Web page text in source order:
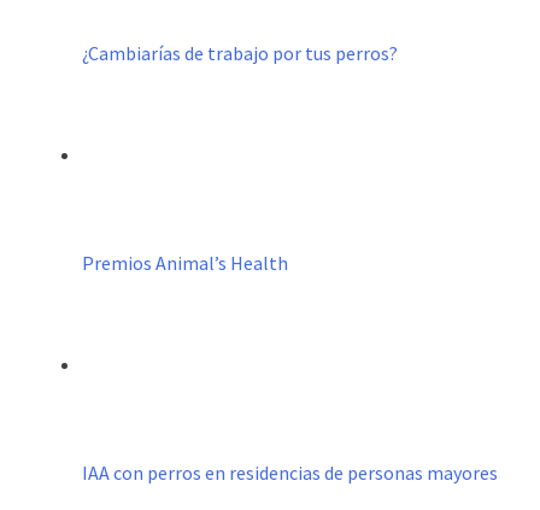
¿Cambiarías de trabajo por tus perros?
Premios Animal’s Health
IAA con perros en residencias de personas mayores